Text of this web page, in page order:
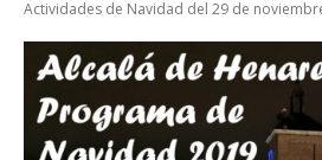
Actividades de Navidad del 29 de